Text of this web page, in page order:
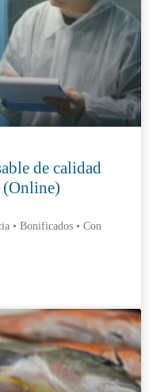
de calidad
(Online)
• Bonificados • Con